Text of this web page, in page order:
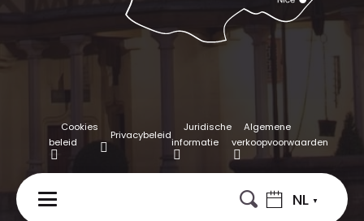
NL
Cookies
beleid
Privacybeleid
Juridische
informatie
Algemene
verkoopvoorwaarden